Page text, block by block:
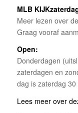
MLB
Meer lezen over
Graag vooraf
Open:
Donderdagen
zaterdagen en
dag is zaterdag 30
Lees meer over